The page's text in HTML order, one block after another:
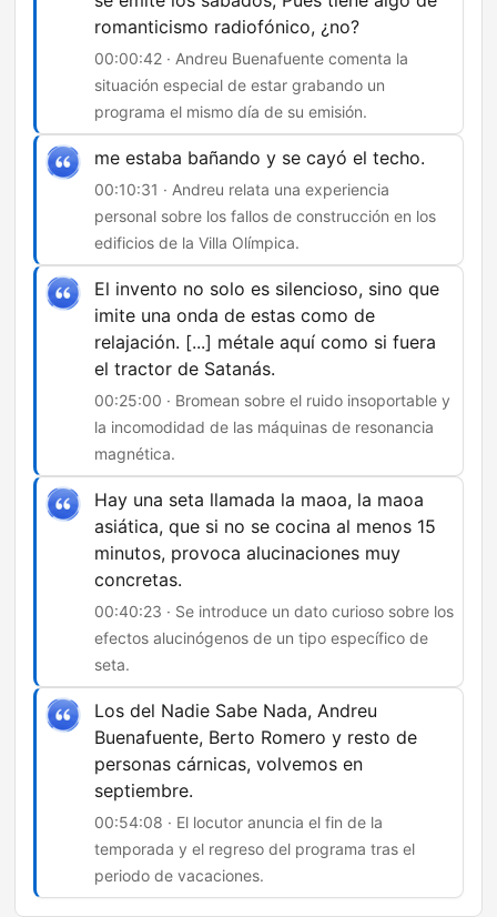
romanticismo radiofónico, ¿no?
00:00:42 · Andreu Buenafuente comenta la
situación especial de estar grabando un
programa el mismo día de su emisión.
me estaba bañando y se cayó el techo.
00:10:31 · Andreu relata una experiencia
personal sobre los fallos de construcción en los
edificios de la Villa Olímpica.
El invento no solo es silencioso, sino que
imite una onda de estas como de
relajación. [...] métale aquí como si fuera
el tractor de Satanás.
00:25:00 · Bromean sobre el ruido insoportable y
la incomodidad de las máquinas de resonancia
magnética.
Hay una seta llamada la maoa, la maoa
asiática, que si no se cocina al menos 15
minutos, provoca alucinaciones muy
concretas.
00:40:23 · Se introduce un dato curioso sobre los
efectos alucinógenos de un tipo específico de
seta.
Los del Nadie Sabe Nada, Andreu
Buenafuente, Berto Romero y resto de
personas cárnicas, volvemos en
septiembre.
00:54:08 · El locutor anuncia el fin de la
temporada y el regreso del programa tras el
periodo de vacaciones.